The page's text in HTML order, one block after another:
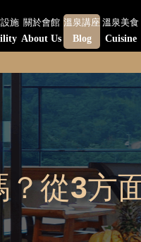
施 關於會館
About Us
溫泉講座
Blog
溫泉美食
Cuisine
從3方